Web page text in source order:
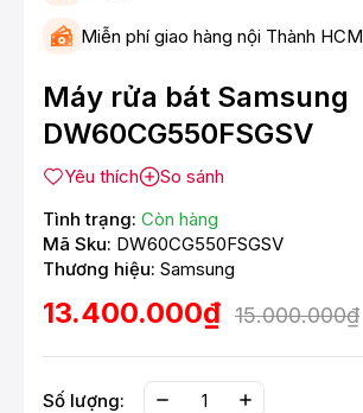
Miễn phí giao hàng nội Thành HCM
Máy rửa bát Samsung
DW60CG550FSGSV
Yêu thích
So sánh
Tình trạng: Còn hàng
Mã Sku: DW60CG550FSGSV
Thương hiệu: Samsung
13.400.000₫ 15.000.000₫
Số lượng: